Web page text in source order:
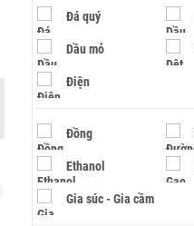
Đá quý
Dầu mỏ
Điện
Đồng
Ethanol
Gia súc - Gia cầm